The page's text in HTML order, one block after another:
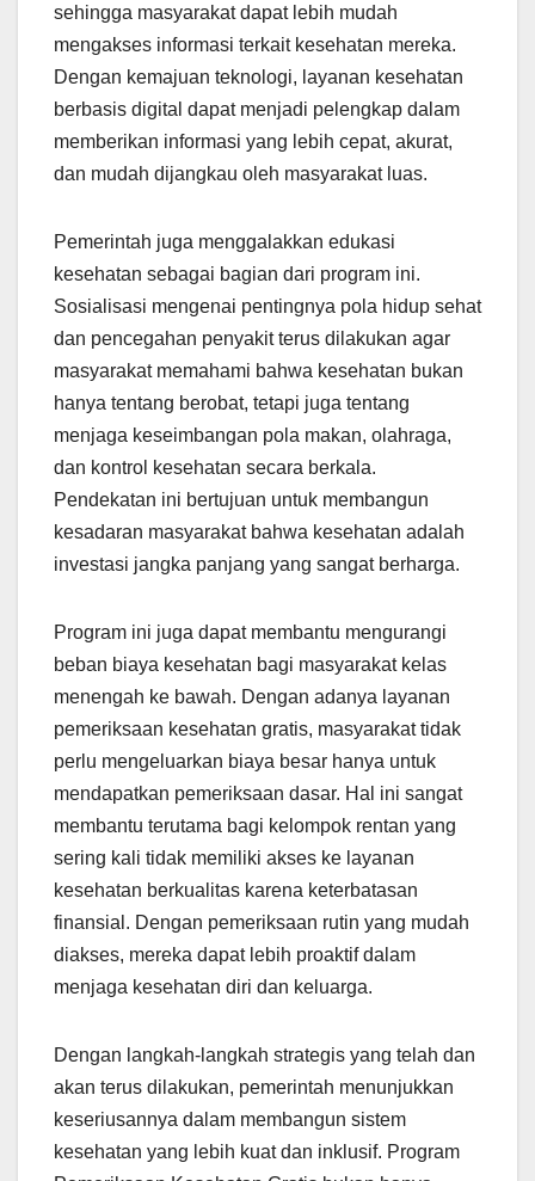
sehingga masyarakat dapat lebih mudah
mengakses informasi terkait kesehatan mereka.
Dengan kemajuan teknologi, layanan kesehatan
berbasis digital dapat menjadi pelengkap dalam
memberikan informasi yang lebih cepat, akurat,
dan mudah dijangkau oleh masyarakat luas.
Pemerintah juga menggalakkan edukasi
kesehatan sebagai bagian dari program ini.
Sosialisasi mengenai pentingnya pola hidup sehat
dan pencegahan penyakit terus dilakukan agar
masyarakat memahami bahwa kesehatan bukan
hanya tentang berobat, tetapi juga tentang
menjaga keseimbangan pola makan, olahraga,
dan kontrol kesehatan secara berkala.
Pendekatan ini bertujuan untuk membangun
kesadaran masyarakat bahwa kesehatan adalah
investasi jangka panjang yang sangat berharga.
Program ini juga dapat membantu mengurangi
beban biaya kesehatan bagi masyarakat kelas
menengah ke bawah. Dengan adanya layanan
pemeriksaan kesehatan gratis, masyarakat tidak
perlu mengeluarkan biaya besar hanya untuk
mendapatkan pemeriksaan dasar. Hal ini sangat
membantu terutama bagi kelompok rentan yang
sering kali tidak memiliki akses ke layanan
kesehatan berkualitas karena keterbatasan
finansial. Dengan pemeriksaan rutin yang mudah
diakses, mereka dapat lebih proaktif dalam
menjaga kesehatan diri dan keluarga.
Dengan langkah-langkah strategis yang telah dan
akan terus dilakukan, pemerintah menunjukkan
keseriusannya dalam membangun sistem
kesehatan yang lebih kuat dan inklusif. Program